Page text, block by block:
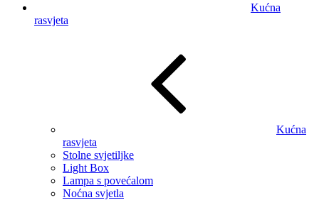
Kućna
rasvjeta
Kućna
rasvjeta
Stolne svjetiljke
Light Box
Lampa s povećalom
Noćna svjetla